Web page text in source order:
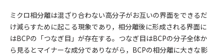
ミクロ相分離は混ざり合わない高分子がお互いの界面をできるだ
け減らすために起こる現象であり，相分離後に形成される界面に
はBCPの「つなぎ目」が存在する。つなぎ目はBCPの分子全体か
ら見るとマイナーな成分でありながら，BCPの相分離に大きな影